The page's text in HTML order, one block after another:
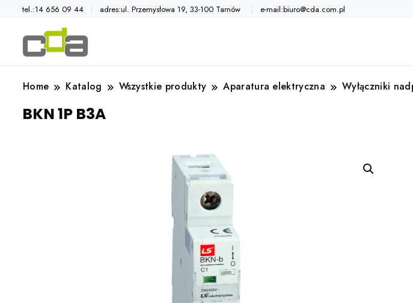
tel.:14 656 09 44 adres:ul. Przemysłowa 19, 33-100 Tarnów e-mail:biuro@cda.com.pl
Home Katalog Wszystkie produkty Aparatura elektryczna Wyłączniki
BKN 1P B3A